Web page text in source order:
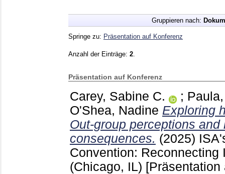
Gruppieren nach:
Springe zu: Präsentation auf Konferenz
Anzahl der Einträge: 2
Präsentation auf Konferenz
Carey, Sabine C. ;
O'Shea, Nadine Exploring
Out-group perceptions and
consequences. (2025)
Convention: Reconnecting
(Chicago, IL) [Präsentation